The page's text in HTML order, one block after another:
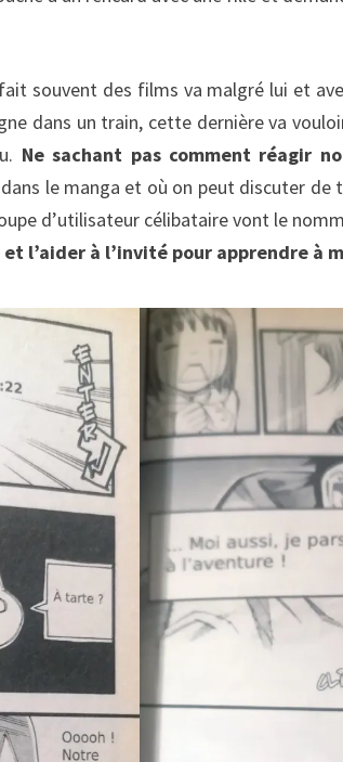
souvent des films va malgré lui et
dans un train, cette dernière va
Ne sachant pas comment réagir
dans le manga et où on peut discuter
d’utilisateur célibataire vont le
l’aider à l’invité pour apprendre à